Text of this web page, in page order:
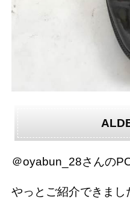
＠oyabun_28さんの
やっとご紹介できまし